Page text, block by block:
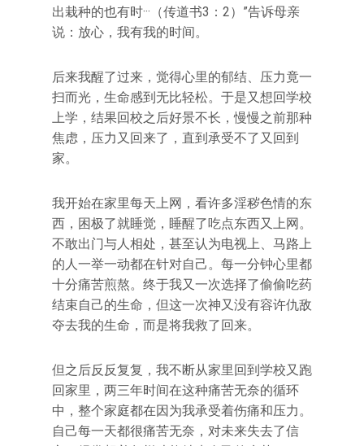
出栽种的也有时···（传道书3：2）”告诉母亲
说：放心，我有我的时间。
后来我醒了过来，觉得心里的郁结、压力竟一
扫而光，生命感到无比轻松。于是又想回学校
上学，结果回校之后好景不长，慢慢之前那种
焦虑，压力又回来了，直到承受不了又回到
家。
我开始在家里每天上网，看许多淫秽色情的东
西，困极了就睡觉，睡醒了吃点东西又上网。
不敢出门与人相处，甚至认为电视上、马路上
的人一举一动都在针对自己。每一分钟心里都
十分痛苦煎熬。终于我又一次选择了偷偷吃药
结束自己的生命，但这一次神又没有容许仇敌
夺去我的生命，而是将我救了回来。
但之后反反复复，我不断从家里回到学校又跑
回家里，两三年时间在这种痛苦无奈的循环
中，整个家庭都在因为我承受着伤痛和压力。
自己每一天都很痛苦无奈，对未来失去了信